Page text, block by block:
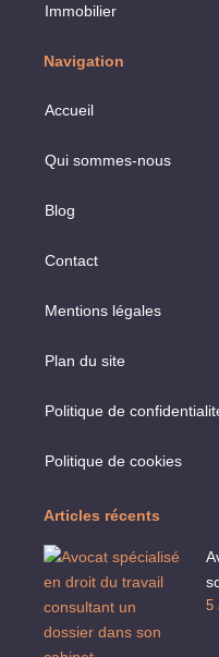
Immobilier
Navigation
Accueil
Qui sommes-nous
Blog
Contact
Mentions légales
Plan du site
Politique de
Politique de cookies
Articles récents
5